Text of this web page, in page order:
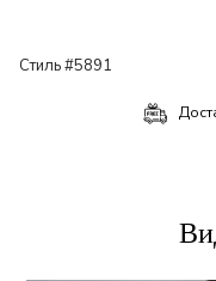
Стиль #5891